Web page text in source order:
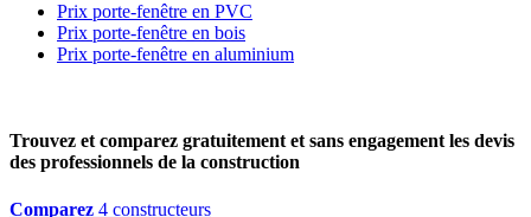
Prix porte-fenêtre en PVC
Prix porte-fenêtre en bois
Prix porte-fenêtre en aluminium
Trouvez et comparez gratuitement et sans engagement les devis
des professionnels de la construction
Comparez 4 constructeurs